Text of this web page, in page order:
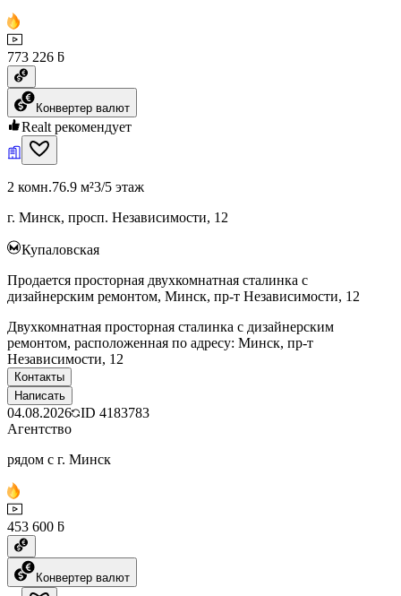
773 226 ƃ
Конвертер валют
Realt рекомендует
2 комн.76.9 м²3/5 этаж
г. Минск, просп. Независимости, 12
Купаловская
Продается просторная двухкомнатная сталинка с
дизайнерским ремонтом, Минск, пр-т Независимости, 12
Двухкомнатная просторная сталинка с дизайнерским
ремонтом, расположенная по адресу: Минск, пр-т
Независимости, 12
Контакты
Написать
04.08.2026 ID 4183783
Агентство
рядом с г. Минск
453 600 ƃ
Конвертер валют